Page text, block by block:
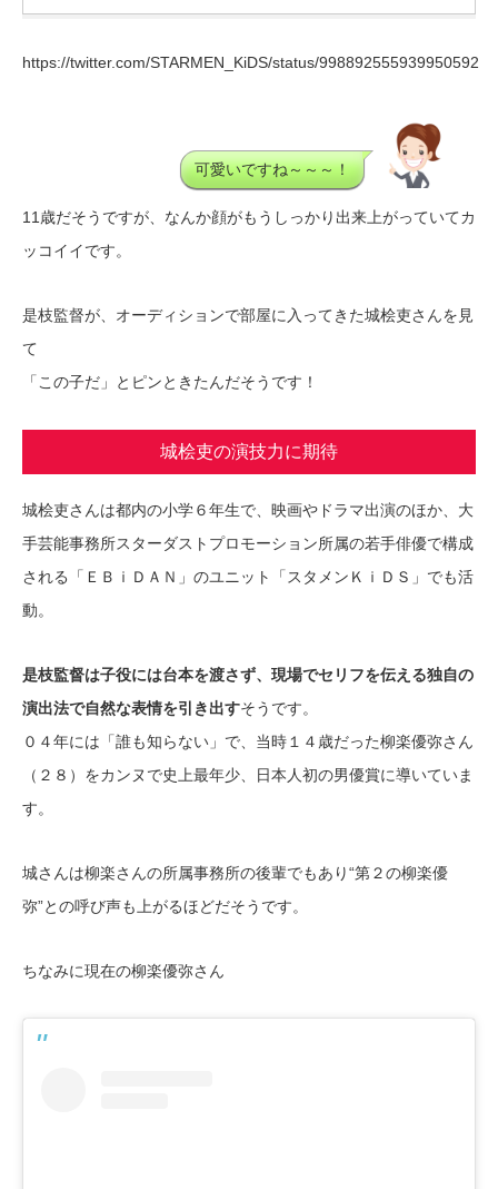
https://twitter.com/STARMEN_KiDS/status/998892555939950592
可愛いですね～～～！
11歳だそうですが、なんか顔がもうしっかり出来上がっていてカ
ッコイイです。
是枝監督が、オーディションで部屋に入ってきた城桧吏さんを見
て
「この子だ」とピンときたんだそうです！
城桧吏の演技力に期待
城桧吏さんは都内の小学６年生で、映画やドラマ出演のほか、大
手芸能事務所スターダストプロモーション所属の若手俳優で構成
される「ＥＢｉＤＡＮ」のユニット「スタメンＫｉＤＳ」でも活
動。
是枝監督は子役には台本を渡さず、現場でセリフを伝える独自の
演出法で自然な表情を引き出すそうです。
０４年には「誰も知らない」で、当時１４歳だった柳楽優弥さん
（２８）をカンヌで史上最年少、日本人初の男優賞に導いていま
す。
城さんは柳楽さんの所属事務所の後輩でもあり“第２の柳楽優
弥”との呼び声も上がるほどだそうです。
ちなみに現在の柳楽優弥さん